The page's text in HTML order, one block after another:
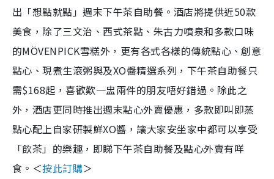
出「想點就點」週末下午茶自助餐。酒店將提供近50款
美食，除了三文治、西式茶點、朱古力噴泉和多款口味
的MÖVENPICK雪糕外，更有各式各樣的傳統點心、創意
點心、現煮生滾粥與及XO醬精選系列，下午茶自助餐只
需$168起，喜歡歎一盅兩件的朋友唔好錯過。除此之
外，酒店更同時推出週末點心外賣優惠，多款即叫即蒸
點心配上自家研製鮮XO醬，讓大家安坐家中都可以享受
「飲茶」的樂趣，即睇下午茶自助餐及點心外賣有咩
食。＜按此訂購＞